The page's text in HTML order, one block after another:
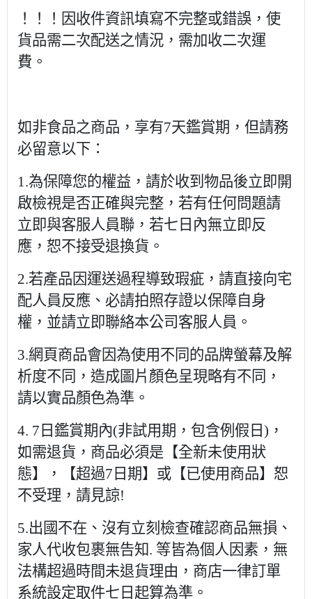
！！！因收件資訊填寫不完整或錯誤，使
貨品需二次配送之情況，需加收二次運
費。
如非食品之商品，享有7天鑑賞期，但請務
必留意以下：
1.為保障您的權益，請於收到物品後立即開
啟檢視是否正確與完整，若有任何問題請
立即與客服人員聯，若七日內無立即反
應，恕不接受退換貨。
2.若產品因運送過程導致瑕疵，請直接向宅
配人員反應、必請拍照存證以保障自身
權，並請立即聯絡本公司客服人員。
3.網頁商品會因為使用不同的品牌螢幕及解
析度不同，造成圖片顏色呈現略有不同，
請以實品顏色為準。
4. 7日鑑賞期內(非試用期，包含例假日)，
如需退貨，商品必須是【全新未使用狀
態】，【超過7日期】或【已使用商品】恕
不受理，請見諒!
5.出國不在、沒有立刻檢查確認商品無損、
家人代收包裹無告知. 等皆為個人因素，無
法構超過時間未退貨理由，商店一律訂單
系統設定取件七日起算為準。